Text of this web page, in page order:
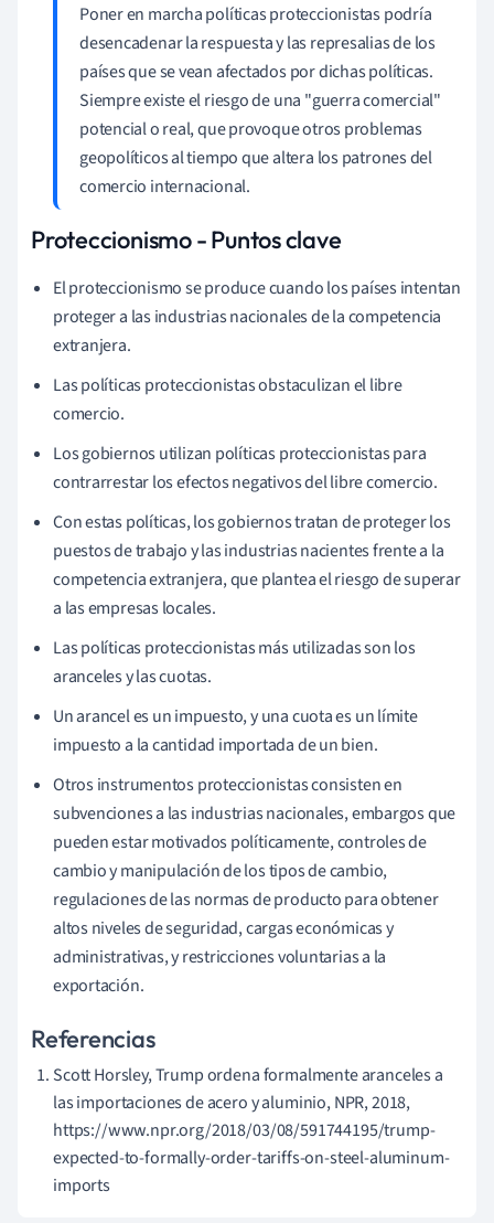
Poner en marcha políticas proteccionistas podría
desencadenar la respuesta y las represalias de los
países que se vean afectados por dichas políticas.
Siempre existe el riesgo de una "guerra comercial"
potencial o real, que provoque otros problemas
geopolíticos al tiempo que altera los patrones del
comercio internacional.
Proteccionismo - Puntos clave
El proteccionismo se produce cuando los países intentan
proteger a las industrias nacionales de la competencia
extranjera.
Las políticas proteccionistas obstaculizan el libre
comercio.
Los gobiernos utilizan políticas proteccionistas para
contrarrestar los efectos negativos del libre comercio.
Con estas políticas, los gobiernos tratan de proteger los
puestos de trabajo y las industrias nacientes frente a la
competencia extranjera, que plantea el riesgo de superar
a las empresas locales.
Las políticas proteccionistas más utilizadas son los
aranceles y las cuotas.
Un arancel es un impuesto, y una cuota es un límite
impuesto a la cantidad importada de un bien.
Otros instrumentos proteccionistas consisten en
subvenciones a las industrias nacionales, embargos que
pueden estar motivados políticamente, controles de
cambio y manipulación de los tipos de cambio,
regulaciones de las normas de producto para obtener
altos niveles de seguridad, cargas económicas y
administrativas, y restricciones voluntarias a la
exportación.
Referencias
Scott Horsley, Trump ordena formalmente aranceles a
las importaciones de acero y aluminio, NPR, 2018,
https://www.npr.org/2018/03/08/591744195/trump-
expected-to-formally-order-tariffs-on-steel-aluminum-
imports